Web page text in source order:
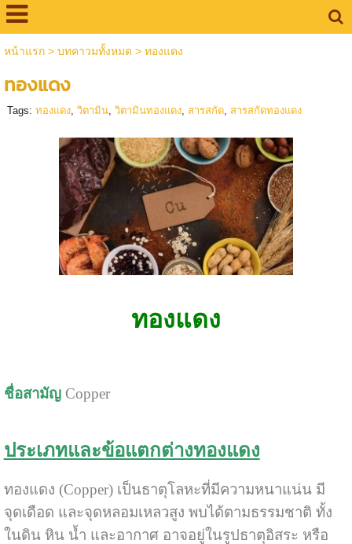
หน้าแรก> บทคาวมทั้งหมด > ทองแดง
ทองแดง
Tags: ทองแดง, วิตามิน, วิตามินทองแดง, สารสกัด, สารสกัดทองแดง
ทองแดง
ชื่อสามัญCopper
ประเภทและข้อแตกต่างทองแดง
ทองแดง (Copper) เป็นธาตุโลหะที่มีความหนาแน่น มี
จุดเดือด และจุดหลอมเหลวสูง พบได้ตามธรรมชาติ ทั้ง
ในดิน หิน น้ำ และอากาศ อาจอยู่ในรูปธาตุอิสระ หรือ